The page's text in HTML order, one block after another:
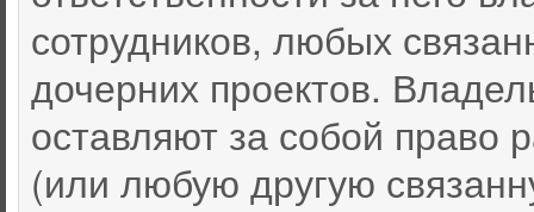
сотрудников, любых
дочерних проектов.
оставляют за собой
(или любую другую